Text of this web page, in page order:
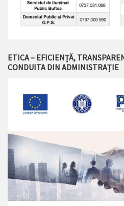
ETICA – EFICIENȚĂ,
CONDUITA DIN ADMINISTRAȚIE